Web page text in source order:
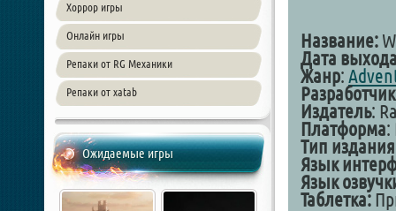
Хоррор игры
Онлайн игры
Репаки от RG Механики
Репаки от xatab
Ожидаемые игры
Название:
Дата
Жанр:
Издатель:
Платформа:
Тип
Язык
Язык
Таблетка: